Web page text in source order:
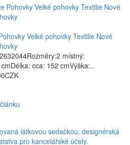
Velké pohovky Textilie Nové
místný:
cca: 152 cmVýška:..